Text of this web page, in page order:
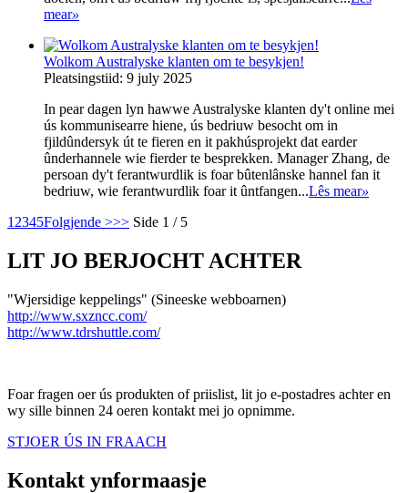
mear»
Wolkom Australyske klanten om te besykjen!
Pleatsingstiid: 9 july 2025
In pear dagen lyn hawwe Australyske klanten dy't online mei
ús kommunisearre hiene, ús bedriuw besocht om in
fjildûndersyk út te fieren en it pakhúsprojekt dat earder
ûnderhannele wie fierder te besprekken. Manager Zhang, de
persoan dy't ferantwurdlik is foar bûtenlânske hannel fan it
bedriuw, wie ferantwurdlik foar it ûntfangen...Lês mear»
1 2345Folgjende >>> Side 1 / 5
LIT JO BERJOCHT ACHTER
"Wjersidige keppelings" (Sineeske webboarnen)
http://www.sxzncc.com/
http://www.tdrshuttle.com/
Foar fragen oer ús produkten of priislist, lit jo e-postadres achter en
wy sille binnen 24 oeren kontakt mei jo opnimme.
STJOER ÚS IN FRAACH
Kontakt ynformaasje